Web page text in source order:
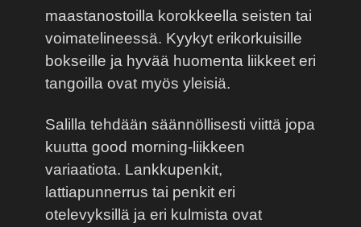
maastanostoilla korokkeella seisten tai
voimatelineessä. Kyykyt erikorkuisille
bokseille ja hyvää huomenta liikkeet eri
tangoilla ovat myös yleisiä.
Salilla tehdään säännöllisesti viittä jopa
kuutta good morning-liikkeen
variaatiota. Lankkupenkit,
lattiapunnerrus tai penkit eri
otelevyksillä ja eri kulmista ovat